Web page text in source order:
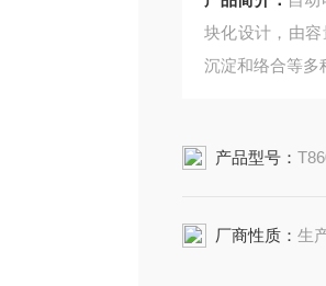
块化设计，由
沉淀和络合等多
产品型号：
厂商性质：生